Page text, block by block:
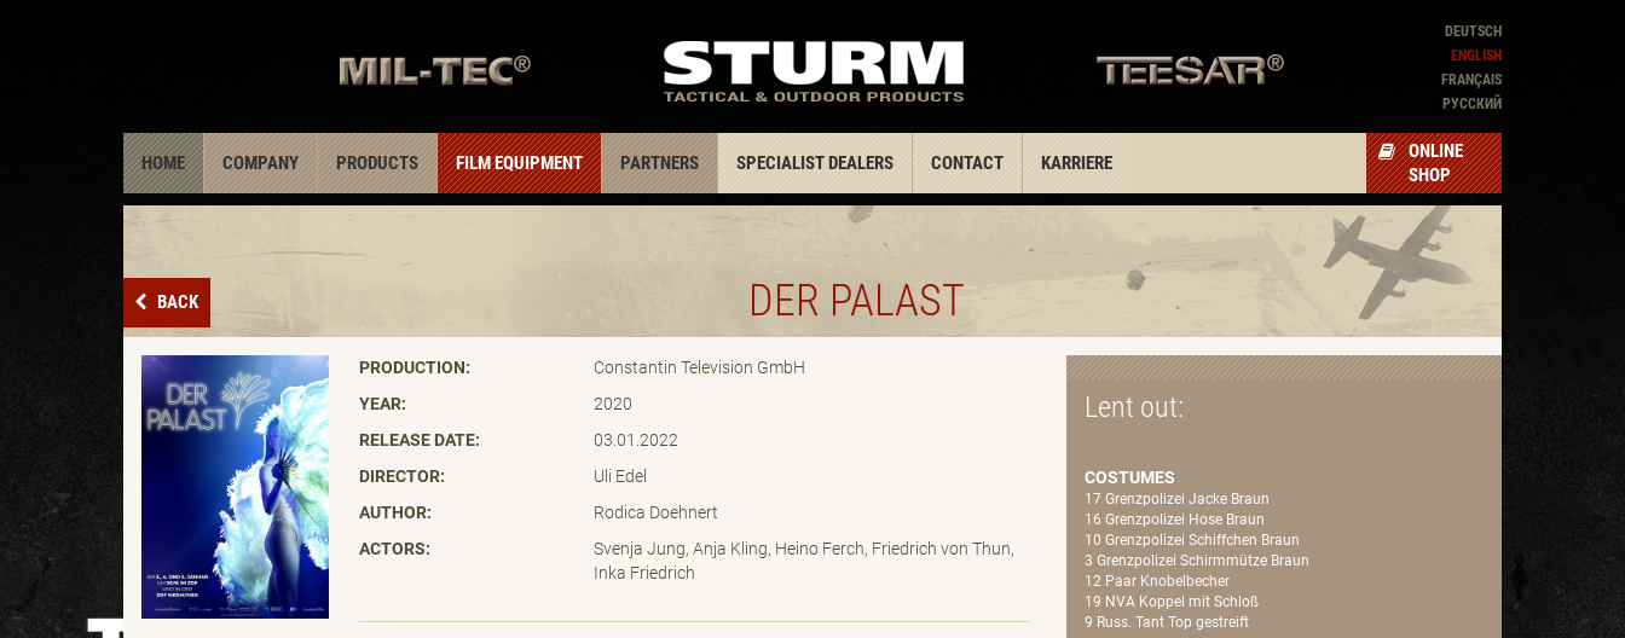
DEUTSCH
ENGLISH
FRANÇAIS
PУССКИЙ
ONLINE
SHOP
HOME COMPANY PRODUCTS FILM EQUIPMENT PARTNERS SPECIALIST DEALERS CONTACT KARRIERE
BACK DER PALAST
PRODUCTION:
Constantin Television GmbH
YEAR:
2020
RELEASE DATE:
03.01.2022
DIRECTOR:
Uli Edel
AUTHOR:
Rodica Doehnert
ACTORS:
Svenja Jung, Anja Kling, Heino Ferch, Friedrich von Thun,
Inka Friedrich
Lent out:
COSTUMES
17 Grenzpolizei Jacke Braun
16 Grenzpolizei Hose Braun
10 Grenzpolizei Schiffchen Braun
3 Grenzpolizei Schirmmütze Braun
12 Paar Knobelbecher
19 NVA Koppel mit Schloß
9 Russ. Tant Top gestreift